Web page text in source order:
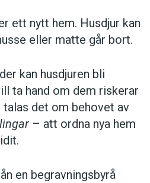
ett nytt hem. Husdjur kan
eller matte går bort.
kan husdjuren bli
ta hand om dem riskerar
det om behovet av
– att ordna nya hem
en begravningsbyrå